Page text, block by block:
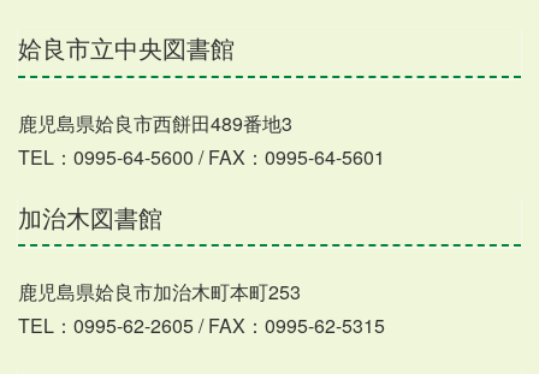
姶良市立中央図書館
鹿児島県姶良市西餅田489番地3
TEL：0995-64-5600 / FAX：0995-64-5601
加治木図書館
鹿児島県姶良市加治木町本町253
TEL：0995-62-2605 / FAX：0995-62-5315